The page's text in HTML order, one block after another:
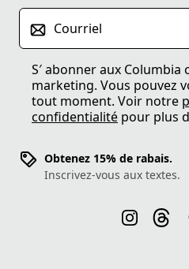
Courriel
S′ abonner aux Columbia
marketing. Vous pouvez
tout moment. Voir notre
confidentialité pour plus
Obtenez 15% de rabais.
Inscrivez-vous aux textes.